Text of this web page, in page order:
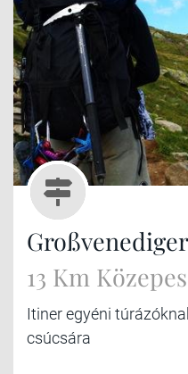
13 Km
Itiner egyéni
csúcsára